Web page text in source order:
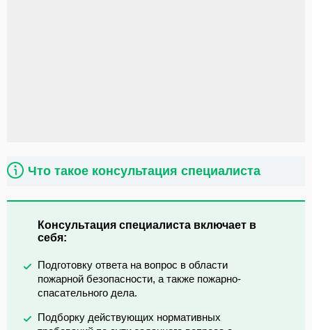
Что такое консультация специалиста
Консультация специалиста включает в
себя:
Подготовку ответа на вопрос в области
пожарной безопасности, а также пожарно-
спасательного дела.
Подборку действующих нормативных